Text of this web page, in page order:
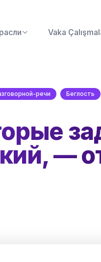
Vaka
речи Беглость
—